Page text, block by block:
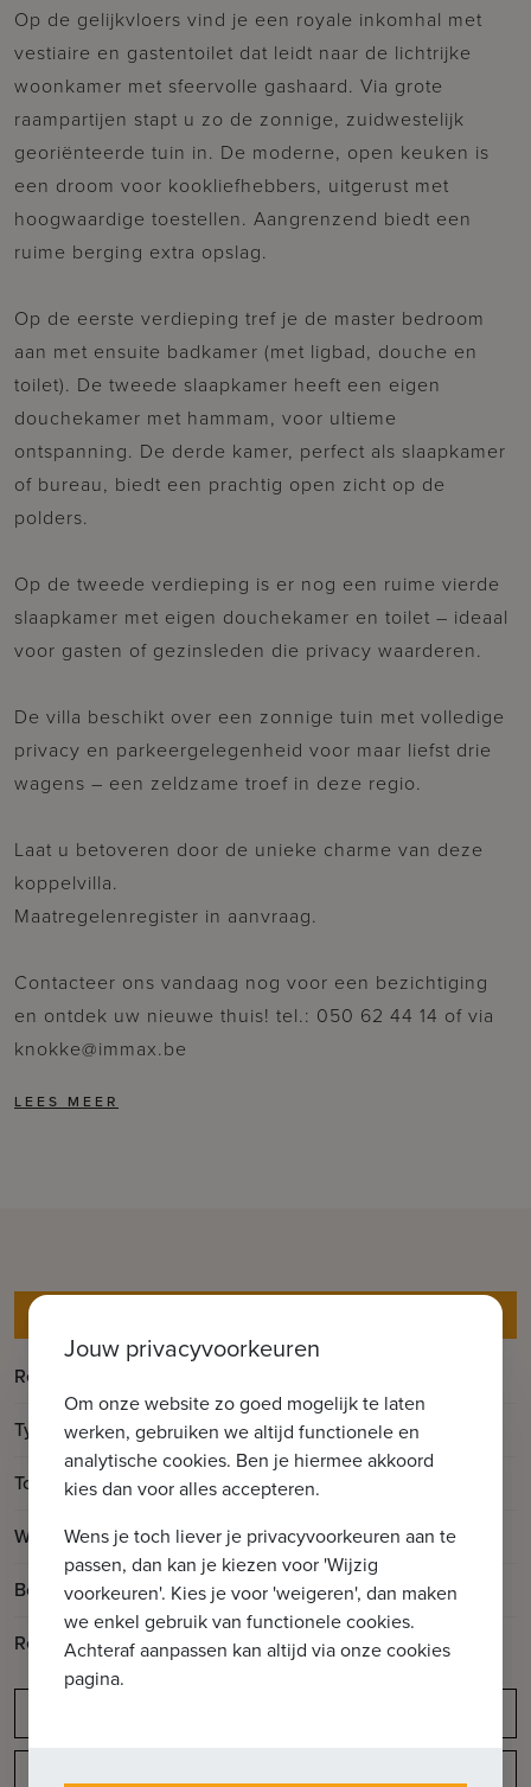
Op de gelijkvloers vind je een royale inkomhal met
vestiaire en gastentoilet dat leidt naar de lichtrijke
woonkamer met sfeervolle gashaard. Via grote
raampartijen stapt u zo de zonnige, zuidwestelijk
georiënteerde tuin in. De moderne, open keuken is
een droom voor kookliefhebbers, uitgerust met
hoogwaardige toestellen. Aangrenzend biedt een
ruime berging extra opslag.
Op de eerste verdieping tref je de master bedroom
aan met ensuite badkamer (met ligbad, douche en
toilet). De tweede slaapkamer heeft een eigen
douchekamer met hammam, voor ultieme
ontspanning. De derde kamer, perfect als slaapkamer
of bureau, biedt een prachtig open zicht op de
polders.
Op de tweede verdieping is er nog een ruime vierde
slaapkamer met eigen douchekamer en toilet – ideaal
voor gasten of gezinsleden die privacy waarderen.
De villa beschikt over een zonnige tuin met volledige
privacy en parkeergelegenheid voor maar liefst drie
wagens – een zeldzame troef in deze regio.
Laat u betoveren door de unieke charme van deze
koppelvilla.
Maatregelenregister in aanvraag.
Contacteer ons vandaag nog voor een bezichtiging
en ontdek uw nieuwe thuis! tel.: 050 62 44 14 of via
knokke@immax.be
Referentie
Type
Huis
Totale oppervlakte
600m
Woonoppervlakte 188m2
Bouwjaar
1970
Renovatiejaar
2023
Jouw privacyvoorkeuren
Om onze website zo goed mogelijk te laten
werken, gebruiken we altijd functionele en
analytische cookies. Ben je hiermee akkoord
kies dan voor alles accepteren.
Wens je toch liever je privacyvoorkeuren aan te
passen, dan kan je kiezen voor 'Wijzig
voorkeuren'. Kies je voor 'weigeren', dan maken
we enkel gebruik van functionele cookies.
Achteraf aanpassen kan altijd via onze cookies
pagina.